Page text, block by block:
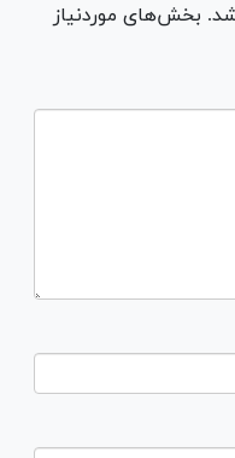
بخش‌های موردنیاز